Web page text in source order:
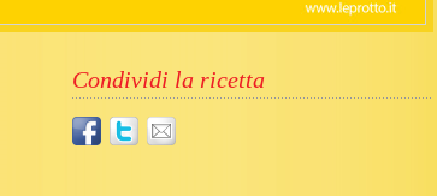
Condividi la ricetta